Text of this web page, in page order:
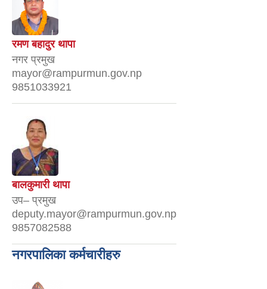
रमण बहादुर थापा
नगर प्रमुख
mayor@rampurmun.gov.np
9851033921
बालकुमारी थापा
उप– प्रमुख
deputy.mayor@rampurmun.gov.np
9857082588
नगरपालिका कर्मचारीहरु